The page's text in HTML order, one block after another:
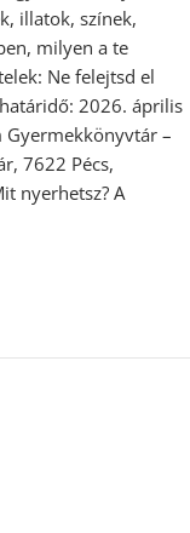
illatok, színek,
milyen a te
Ne felejtsd el
2026. április
–
7622 Pécs,
nyerhetsz? A